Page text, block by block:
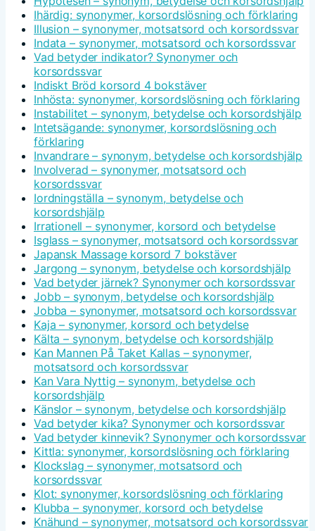
Ihärdig: synonymer, korsordslösning och förklaring
Illusion – synonymer, motsatsord och korsordssvar
Indata – synonymer, motsatsord och korsordssvar
Vad betyder indikator? Synonymer och
korsordssvar
Indiskt Bröd korsord 4 bokstäver
Inhösta: synonymer, korsordslösning och förklaring
Instabilitet – synonym, betydelse och korsordshjälp
Intetsägande: synonymer, korsordslösning och
förklaring
Invandrare – synonym, betydelse och korsordshjälp
Involverad – synonymer, motsatsord och
korsordssvar
Iordningställa – synonym, betydelse och
korsordshjälp
Irrationell – synonymer, korsord och betydelse
Isglass – synonymer, motsatsord och korsordssvar
Japansk Massage korsord 7 bokstäver
Jargong – synonym, betydelse och korsordshjälp
Vad betyder järnek? Synonymer och korsordssvar
Jobb – synonym, betydelse och korsordshjälp
Jobba – synonymer, motsatsord och korsordssvar
Kaja – synonymer, korsord och betydelse
Kälta – synonym, betydelse och korsordshjälp
Kan Mannen På Taket Kallas – synonymer,
motsatsord och korsordssvar
Kan Vara Nyttig – synonym, betydelse och
korsordshjälp
Känslor – synonym, betydelse och korsordshjälp
Vad betyder kika? Synonymer och korsordssvar
Vad betyder kinnevik? Synonymer och korsordssvar
Kittla: synonymer, korsordslösning och förklaring
Klockslag – synonymer, motsatsord och
korsordssvar
Klot: synonymer, korsordslösning och förklaring
Klubba – synonymer, korsord och betydelse
Knähund – synonymer, motsatsord och korsordssvar